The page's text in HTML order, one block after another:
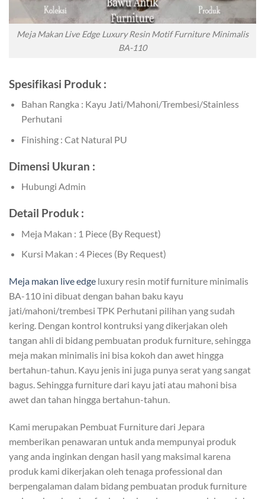
Meja Makan Live Edge Luxury Resin Motif Furniture Minimalis
BA-110
Spesifikasi Produk :
Bahan Rangka : Kayu Jati/Mahoni/Trembesi/Stainless
Perhutani
Finishing : Cat Natural PU
Dimensi Ukuran :
Hubungi Admin
Detail Produk :
Meja Makan : 1 Piece (By Request)
Kursi Makan : 4 Pieces (By Request)
Meja makan live edge luxury resin motif furniture minimalis
BA-110 ini dibuat dengan bahan baku kayu
jati/mahoni/trembesi TPK Perhutani pilihan yang sudah
kering. Dengan kontrol kontruksi yang dikerjakan oleh
tangan ahli di bidang pembuatan produk furniture, sehingga
meja makan minimalis ini bisa kokoh dan awet hingga
bertahun-tahun. Kayu jenis ini juga punya serat yang sangat
bagus. Sehingga furniture dari kayu jati atau mahoni bisa
awet dan tahan hingga bertahun-tahun.
Kami merupakan Pembuat Furniture dari Jepara
memberikan penawaran untuk anda mempunyai produk
yang anda inginkan dengan hasil yang maksimal karena
produk kami dikerjakan oleh tenaga professional dan
berpengalaman dalam bidang pembuatan produk furniture